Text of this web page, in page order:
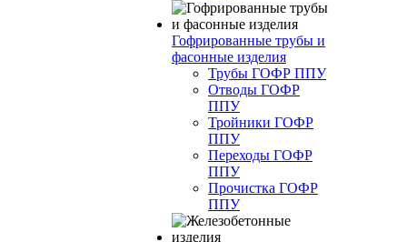
Гофрированные трубы и
фасонные изделия
Трубы ГОФР ППУ
Отводы ГОФР
ППУ
Тройники ГОФР
ППУ
Переходы ГОФР
ППУ
Прочистка ГОФР
ППУ